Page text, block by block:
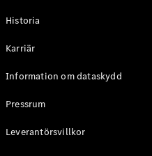
Mercedes-
Store
Historia
Karriär
Information om dataskydd
Pressrum
Leverantörsvillkor